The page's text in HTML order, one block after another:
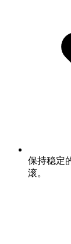
保持稳定
滚。